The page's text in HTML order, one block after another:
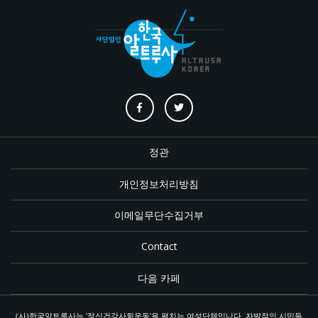
정관
개인정보처리방침
이메일무단수집거부
Contact
다음 카페
(사)한국알트루사는 '정신건강사회운동'을 펼치는 여성단체입니다. 자발적인 시민들